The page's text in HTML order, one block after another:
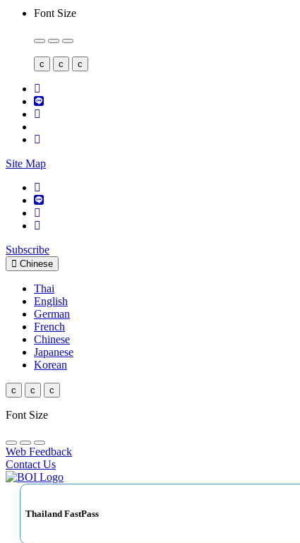
Font Size
c c c
Site Map
Subscribe
Chinese
Thai
English
German
French
Chinese
Japanese
Korean
c c c
Font Size
Web Feedback
Contact Us
Thailand FastPass